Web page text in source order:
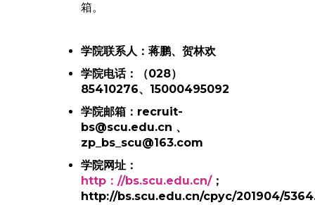
箱。
学院联系人：蒋鹏、贺林欢
学院电话：（028）
85410276、15000495092
学院邮箱：recruit-
bs@scu.edu.cn 、
zp_bs_scu@163.com
学院网址：
http：//bs.scu.edu.cn/；
http://bs.scu.edu.cn/cpyc/201904/